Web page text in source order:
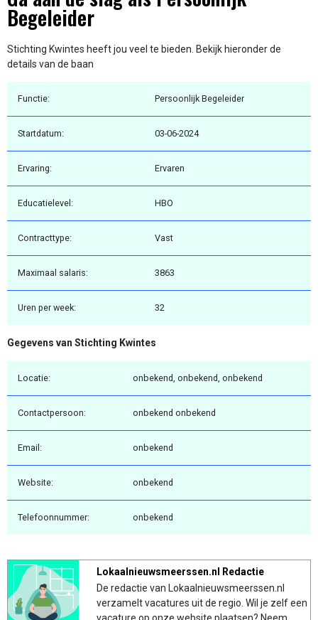
Begeleider
Stichting Kwintes heeft jou veel te bieden. Bekijk hieronder de
details van de baan
Functie: Persoonlijk Begeleider
Startdatum: 03-06-2024
Ervaring: Ervaren
Educatielevel: HBO
Contracttype: Vast
Maximaal salaris: 3863
Uren per week: 32
Gegevens van Stichting Kwintes
Locatie: onbekend, onbekend, onbekend
Contactpersoon: onbekend onbekend
Email: onbekend
Website: onbekend
Telefoonnummer: onbekend
Lokaalnieuwsmeerssen.nl Redactie
De redactie van Lokaalnieuwsmeerssen.nl
verzamelt vacatures uit de regio. Wil je zelf een
vacature op onze website plaatsen? Neem